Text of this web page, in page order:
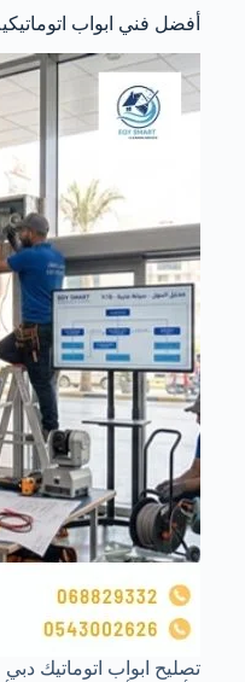
أفضل فني ابواب
تصليح ابواب اتوماتيك دبي